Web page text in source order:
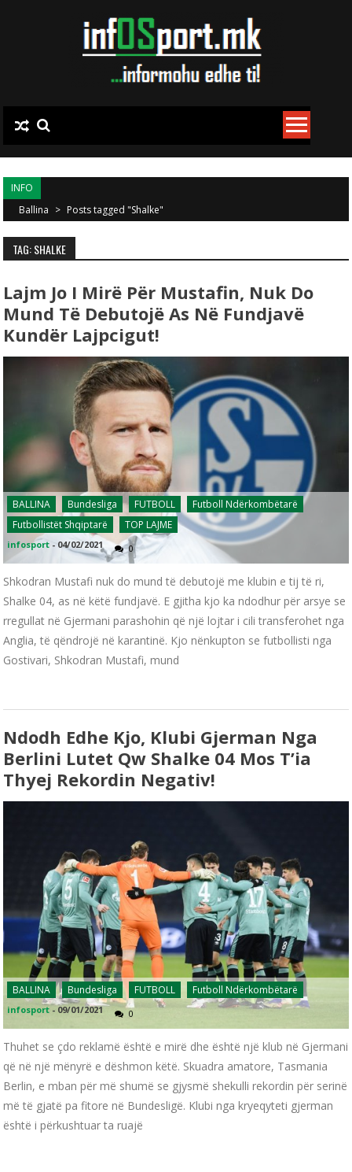
INFO
Ballina > Posts tagged "Shalke"
TAG: SHALKE
Lajm Jo I Mirë Për Mustafin, Nuk Do
Mund Të Debutojë As Në Fundjavë
Kundër Lajpcigut!
BALLINA Bundesliga FUTBOLL
Futboll Ndërkombëtarë
Futbollistët Shqiptarë
TOP LAJME
infosport - 04/02/2021 0
Shkodran Mustafi nuk do mund të debutojë me klubin e tij të ri,
Shalke 04, as në këtë fundjavë. E gjitha kjo ka ndodhur për arsye se
rregullat në Gjermani parashohin që një lojtar i cili transferohet nga
Anglia, të qëndrojë në karantinë. Kjo nënkupton se futbollisti nga
Gostivari, Shkodran Mustafi, mund
Ndodh Edhe Kjo, Klubi Gjerman Nga
Berlini Lutet Qw Shalke 04 Mos T’ia
Thyej Rekordin Negativ!
BALLINA Bundesliga FUTBOLL Futboll Ndërkombëtarë
infosport -09/01/2021 0
Thuhet se çdo reklamë është e mirë dhe është një klub në Gjermani
që në një mënyrë e dëshmon këtë. Skuadra amatore, Tasmania
Berlin, e mban për më shumë se gjysmë shekulli rekordin për serinë
më të gjatë pa fitore në Bundesligë. Klubi nga kryeqyteti gjerman
është i përkushtuar ta ruajë